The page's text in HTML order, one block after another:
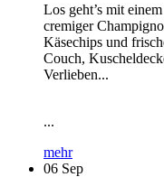
Los geht’s mit
cremiger
Käsechips und
Couch,
Verlieben...
...
mehr
06 Sep